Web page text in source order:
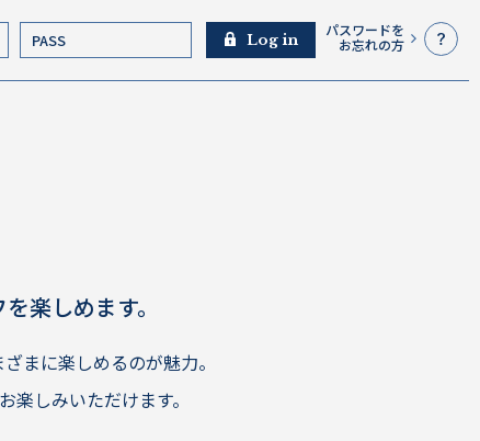
Log in
パスワードを
お忘れの方
楽しめます。
まに楽しめるのが魅力。
しみいただけます。